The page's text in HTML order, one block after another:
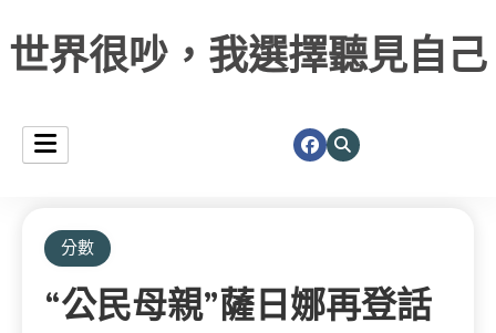
世界很吵，我選擇聽見自己
分數
“公民母親”薩日娜再登話